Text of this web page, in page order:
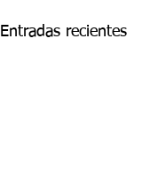
Entradas recientes